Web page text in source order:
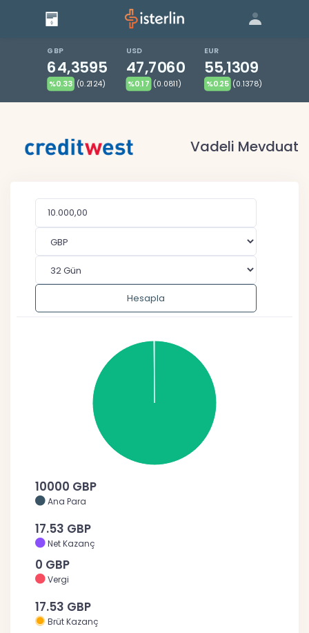
| Blog | Giriş
GBP
64,3595
%0.33 (0.2124)
USD
47,7060
%0.17 (0.0811)
EUR
55,1309
%0.25 (0.1378)
Vadeli Mevduat
Hesapla
10000 GBP
Ana Para
17.53 GBP
Net Kazanç
0 GBP
Vergi
17.53 GBP
Brüt Kazanç